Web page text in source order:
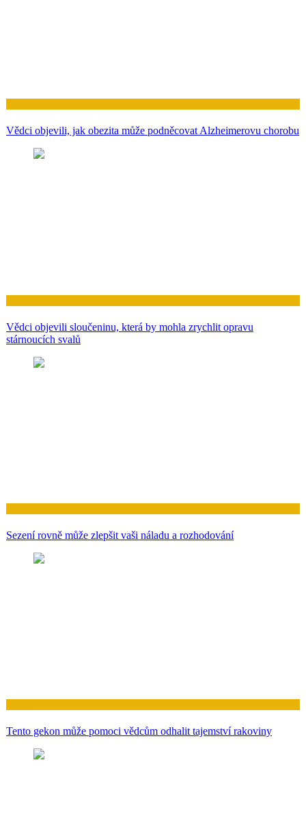
Vědci objevili, jak obezita může podněcovat Alzheimerovu chorobu
Vědci objevili sloučeninu, která by mohla zrychlit opravu
stárnoucích svalů
Sezení rovně může zlepšit vaši náladu a rozhodování
Tento gekon může pomoci vědcům odhalit tajemství rakoviny